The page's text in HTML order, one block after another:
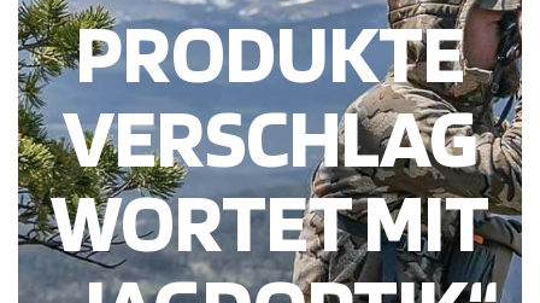
PRODUKTE
VERSCHLAG
WORTET MIT